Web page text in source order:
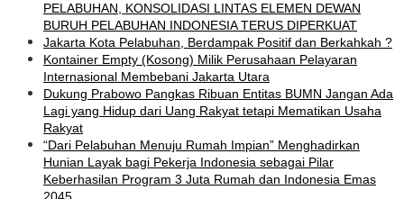
PELABUHAN, KONSOLIDASI LINTAS ELEMEN DEWAN
BURUH PELABUHAN INDONESIA TERUS DIPERKUAT
Jakarta Kota Pelabuhan, Berdampak Positif dan Berkahkah ?
Kontainer Empty (Kosong) Milik Perusahaan Pelayaran
Internasional Membebani Jakarta Utara
Dukung Prabowo Pangkas Ribuan Entitas BUMN Jangan Ada
Lagi yang Hidup dari Uang Rakyat tetapi Mematikan Usaha
Rakyat
“Dari Pelabuhan Menuju Rumah Impian” Menghadirkan
Hunian Layak bagi Pekerja Indonesia sebagai Pilar
Keberhasilan Program 3 Juta Rumah dan Indonesia Emas